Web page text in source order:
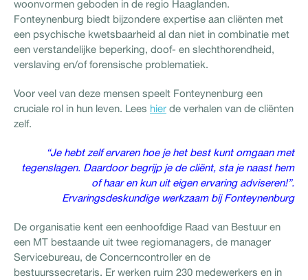
woonvormen geboden in de regio Haaglanden.
Fonteynenburg biedt bijzondere expertise aan cliënten met
een psychische kwetsbaarheid al dan niet in combinatie met
een verstandelijke beperking, doof- en slechthorendheid,
verslaving en/of forensische problematiek.
Voor veel van deze mensen speelt Fonteynenburg een
cruciale rol in hun leven. Lees hier de verhalen van de cliënten
zelf.
“Je hebt zelf ervaren hoe je het best kunt omgaan met
tegenslagen. Daardoor begrijp je de cliënt, sta je naast hem
of haar en kun uit eigen ervaring adviseren!”.
Ervaringsdeskundige werkzaam bij Fonteynenburg
De organisatie kent een eenhoofdige Raad van Bestuur en
een MT bestaande uit twee regiomanagers, de manager
Servicebureau, de Concerncontroller en de
bestuurssecretaris. Er werken ruim 230 medewerkers en in